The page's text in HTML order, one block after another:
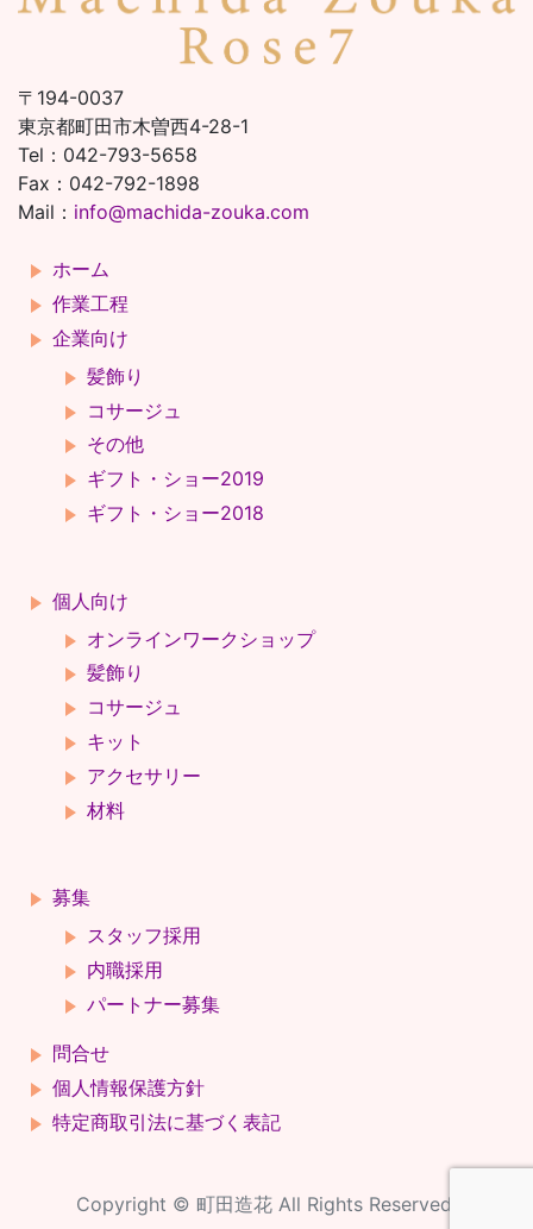
〒194-0037
東京都町田市木曽西4-28-1
Tel：042-793-5658
Fax：042-792-1898
Mail： info@machida-zouka.com
ホーム
作業工程
企業向け
髪飾り
コサージュ
その他
ギフト・ショー2019
ギフト・ショー2018
個人向け
オンラインワークショップ
髪飾り
コサージュ
キット
アクセサリー
材料
募集
スタッフ採用
内職採用
パートナー募集
問合せ
個人情報保護方針
特定商取引法に基づく表記
Copyright © 町田造花 All Rights Reserved.